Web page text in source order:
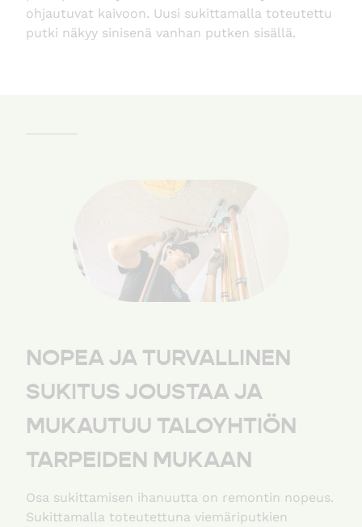
ohjautuvat kaivoon. Uusi sukittamalla toteutettu
putki näkyy sinisenä vanhan putken sisällä.
NOPEA JA TURVALLINEN
SUKITUS JOUSTAA JA
MUKAUTUU TALOYHTIÖN
TARPEIDEN MUKAAN
Osa sukittamisen ihanuutta on remontin nopeus.
Sukittamalla toteutettuna viemäriputkien